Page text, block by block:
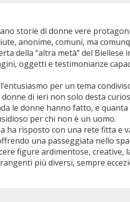
storie di donne vere
anonime, comuni, ma
della “altra metà” del Biellese
oggetti e testimonianze
per un tema
di ieri non solo desta
le donne hanno fatto, e
per chi non è un uomo.
ha risposto con una rete fitta e
una passeggiata nello
figure ardimentose, creative,
più diversi, sempre